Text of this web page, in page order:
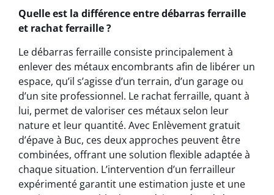
Quelle est la différence entre débarras ferraille
et rachat ferraille ?
Le débarras ferraille consiste principalement à
enlever des métaux encombrants afin de libérer un
espace, qu’il s’agisse d’un terrain, d’un garage ou
d’un site professionnel. Le rachat ferraille, quant à
lui, permet de valoriser ces métaux selon leur
nature et leur quantité. Avec Enlèvement gratuit
d’épave à Buc, ces deux approches peuvent être
combinées, offrant une solution flexible adaptée à
chaque situation. L’intervention d’un ferrailleur
expérimenté garantit une estimation juste et une